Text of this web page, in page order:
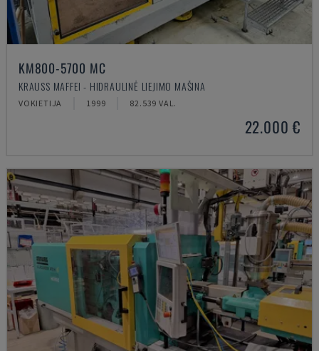
KM800-5700 MC
KRAUSS MAFFEI - HIDRAULINĖ LIEJIMO MAŠINA
VOKIETIJA 1999 82.539 VAL.
22.000 €